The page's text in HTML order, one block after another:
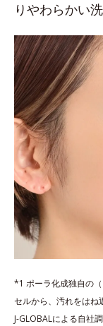
りやわらかい
*1 ポーラ化成独自の
セルから、汚れをはね
J-GLOBALによる自社調